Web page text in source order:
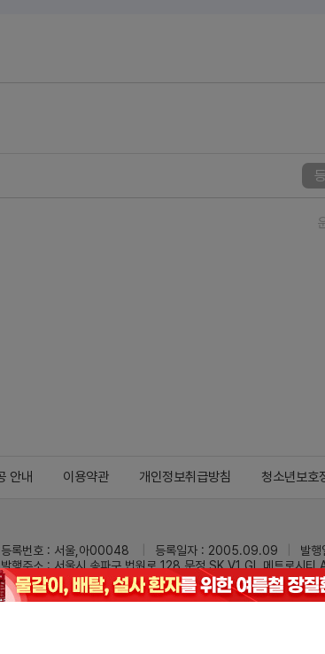
안내 이용약관 개인정보취급방침 청소년보호
등록번호 : 서울,아00048 등록일자 : 2005.09.09 발
발행주소 : 서울시 송파구 법원로 128 문정 SK V1 GL 메트로시티
전화 : 02-3473-0833
팩스 : 02-3434-0169 Mail :